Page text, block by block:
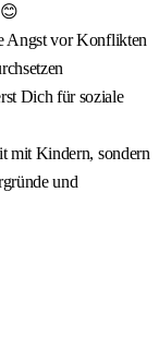
Angst vor Konflikten
Dich für soziale
mit Kindern, sondern
und